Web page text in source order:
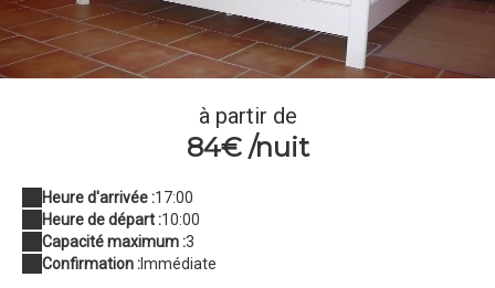
Chambre Valensole
à partir de
84€ /nuit
Heure d'arrivée :17:00
Heure de départ :10:00
Capacité maximum :3
Confirmation :Immédiate